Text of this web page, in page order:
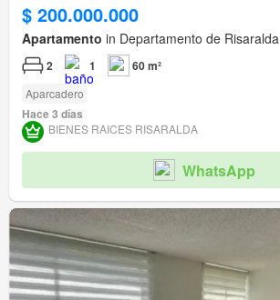
$ 200.000.000
Apartamento in Departamento de Risaralda
2 1 60 m²
Aparcadero
Hace 3 días
BIENES RAICES RISARALDA
WhatsApp